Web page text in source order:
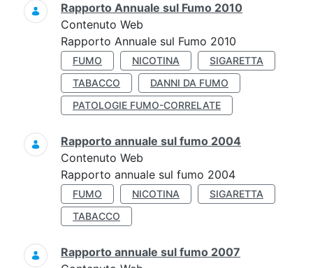
Rapporto Annuale sul Fumo 2010
Contenuto Web
Rapporto Annuale sul Fumo 2010
FUMO NICOTINA
SIGARETTA
TABACCO
DANNI DA FUMO
PATOLOGIE FUMO-CORRELATE
Rapporto annuale sul fumo 2004
Contenuto Web
Rapporto annuale sul fumo 2004
FUMO NICOTINA
SIGARETTA
TABACCO
Rapporto annuale sul fumo 2007